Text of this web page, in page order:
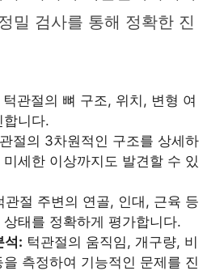
밀 검사를 통해 정확한 진
턱관절의 뼈 구조, 위치, 변형 여
합니다.
절의 3차원적인 구조를 상세하
세한 이상까지도 발견할 수 있
관절 주변의 연골, 인대, 근육 등
태를 정확하게 평가합니다.
석: 턱관절의 움직임, 개구량, 비
측정하여 기능적인 문제를 진